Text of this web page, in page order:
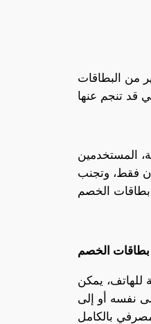
من البطاقات
المستخدمين
فقط، وتجنب
الخصم
للهاتف، يمكن
نفسه أو إلى